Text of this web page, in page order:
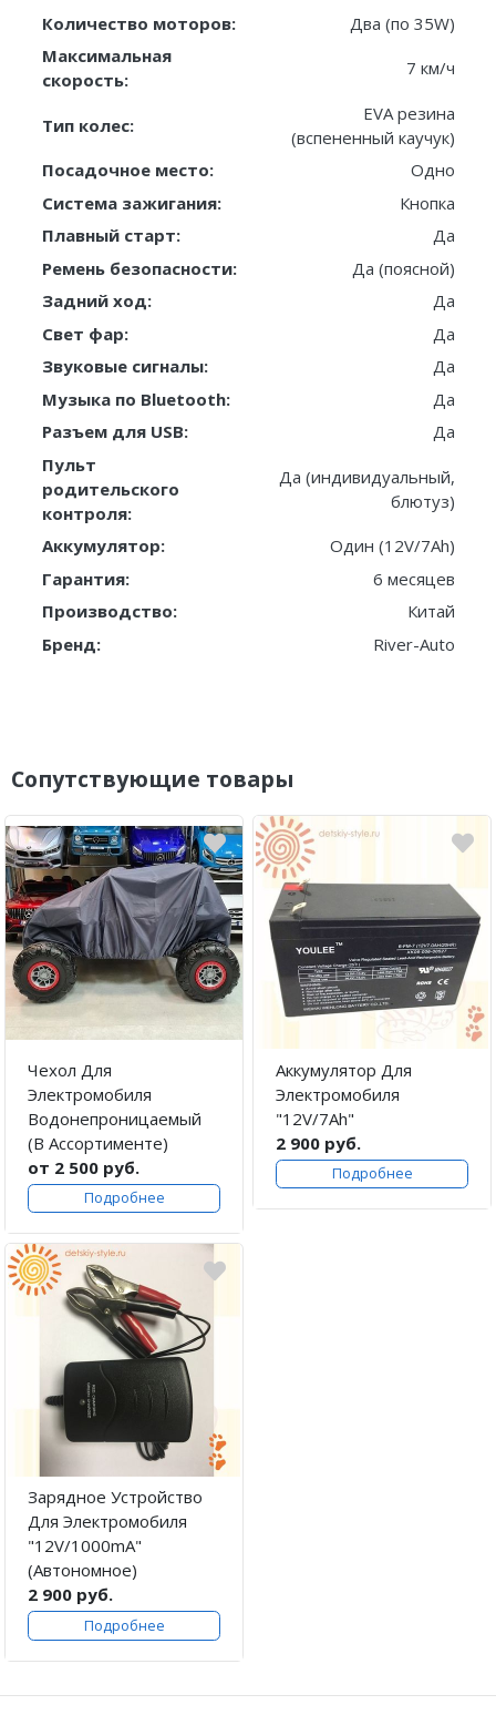
Количество моторов:
Два (по 35W)
Максимальная
скорость:
7 км/ч
Тип колес:
EVA резина
(вспененный каучук)
Посадочное место:
Одно
Система зажигания:
Кнопка
Плавный старт:
Да
Ремень безопасности:
Да (поясной)
Задний ход:
Да
Свет фар:
Да
Звуковые сигналы:
Да
Музыка по Bluetooth:
Да
Разъем для USB:
Да
Пульт
родительского
контроля:
Да (индивидуальный,
блютуз)
Аккумулятор:
Один (12V/7Ah)
Гарантия:
6 месяцев
Производство:
Китай
Бренд:
River-Auto
Сопутствующие товары
Чехол Для
Электромобиля
Водонепроницаемый
(В Ассортименте)
от 2 500 руб.
Подробнее
Аккумулятор Для
Электромобиля
"12V/7Ah"
2 900 руб.
Подробнее
Зарядное Устройство
Для Электромобиля
"12V/1000mA"
(Автономное)
2 900 руб.
Подробнее